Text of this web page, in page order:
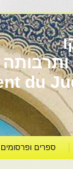
du
ספרים ופרסומים